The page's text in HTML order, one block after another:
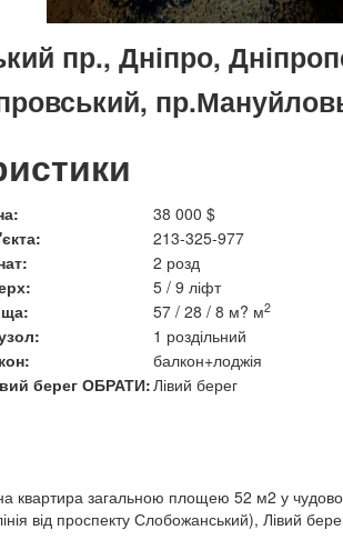
пр., Дніпро,
38 000 $
213-325-977
2 розд
5 / 9 ліфт
57 / 28 / 8 м? м2
1 роздільний
балкон+лоджія
берег ОБРАТИ: Лівий берег
квартира загальною площею 52 м2 у
від проспекту Слобожанський), Лівий